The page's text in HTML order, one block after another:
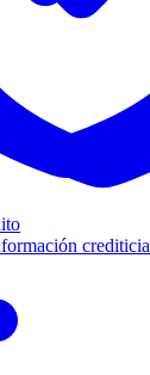
crediticia